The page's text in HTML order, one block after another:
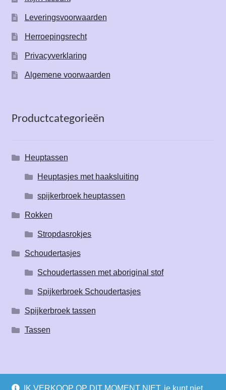
IK VERKOOP OP DIT MOMENT NIET, je kunt niet
Leveringsvoorwaarden
Herroepingsrecht
Privacyverklaring
Algemene voorwaarden
Productcategorieën
Heuptassen
Heuptasjes met haaksluiting
spijkerbroek heuptassen
Rokken
Stropdasrokjes
Schoudertasjes
Schoudertassen met aboriginal stof
Spijkerbroek Schoudertasjes
Spijkerbroek tassen
Tassen